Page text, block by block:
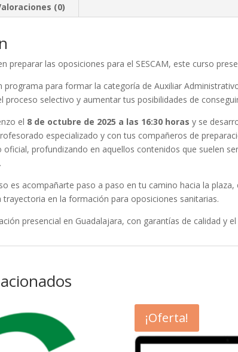
(0)
preparar las oposiciones para el SESCAM, este curso
programa para formar la categoría de Auxiliar
proceso selectivo y aumentar tus posibilidades de
el 8 de octubre de 2025 a las 16:30 horas y se
especializado y con tus compañeros de
oficial, profundizando en aquellos contenidos que suelen
es acompañarte paso a paso en tu camino hacia la
trayectoria en la formación para oposiciones sanitarias.
presencial en Guadalajara, con garantías de calidad y
¡Oferta!